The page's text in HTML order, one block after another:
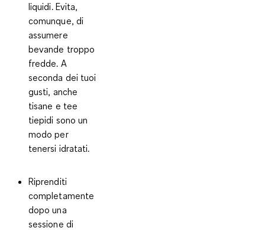
liquidi. Evita,
comunque, di
assumere
bevande troppo
fredde. A
seconda dei tuoi
gusti, anche
tisane e tee
tiepidi sono un
modo per
tenersi idratati.
Riprenditi
completamente
dopo una
sessione di